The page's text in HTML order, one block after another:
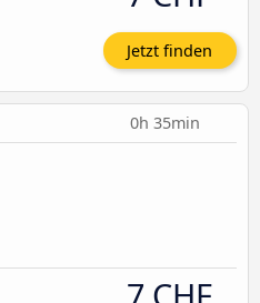
Jetzt finden
0h 35min